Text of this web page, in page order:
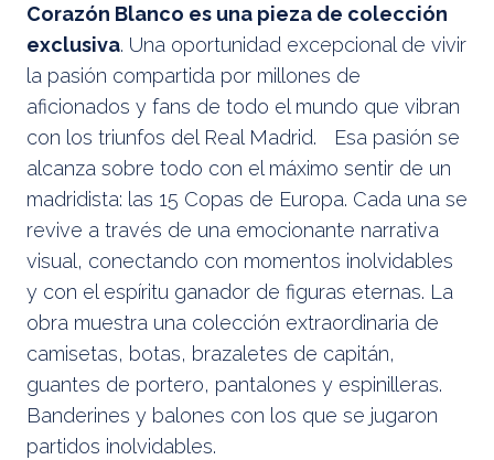
Corazón Blanco es una pieza de colección
exclusiva. Una oportunidad excepcional de vivir
la pasión compartida por millones de
aficionados y fans de todo el mundo que vibran
con los triunfos del Real Madrid. Esa pasión se
alcanza sobre todo con el máximo sentir de un
madridista: las 15 Copas de Europa. Cada una se
revive a través de una emocionante narrativa
visual, conectando con momentos inolvidables
y con el espíritu ganador de figuras eternas. La
obra muestra una colección extraordinaria de
camisetas, botas, brazaletes de capitán,
guantes de portero, pantalones y espinilleras.
Banderines y balones con los que se jugaron
partidos inolvidables.